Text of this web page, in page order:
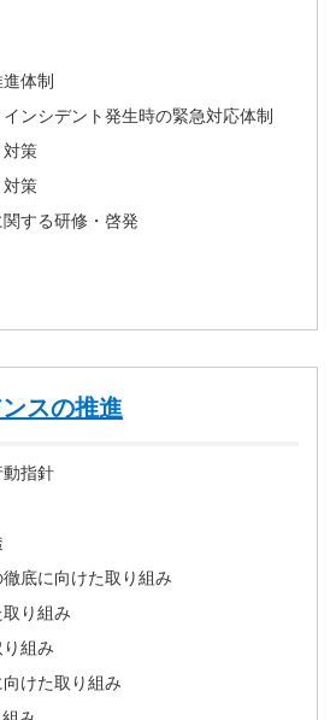
体制
ンシデント発生時の緊急対応体制
対策
対策
する研修・啓発
スの推進
指針
底に向けた取り組み
り組み
組み
けた取り組み